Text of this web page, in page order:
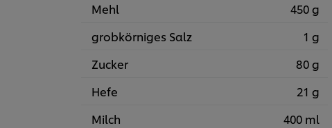
Mehl
450 g
grobkörniges Salz
1 g
Zucker
80 g
Hefe
21 g
Milch
400 ml